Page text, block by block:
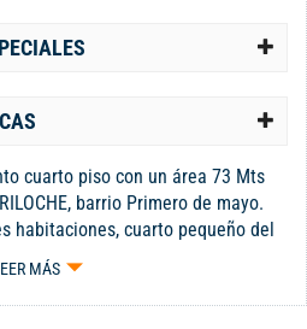
cuarto piso con un área 73 Mts
barrio Primero de mayo.
habitaciones, cuarto pequeño del
cocina integral y baño social. La
VENTA $250.000.000 negociables
MÁS